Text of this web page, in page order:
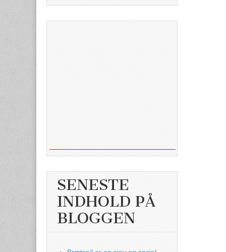
SENESTE
INDHOLD PÅ
BLOGGEN